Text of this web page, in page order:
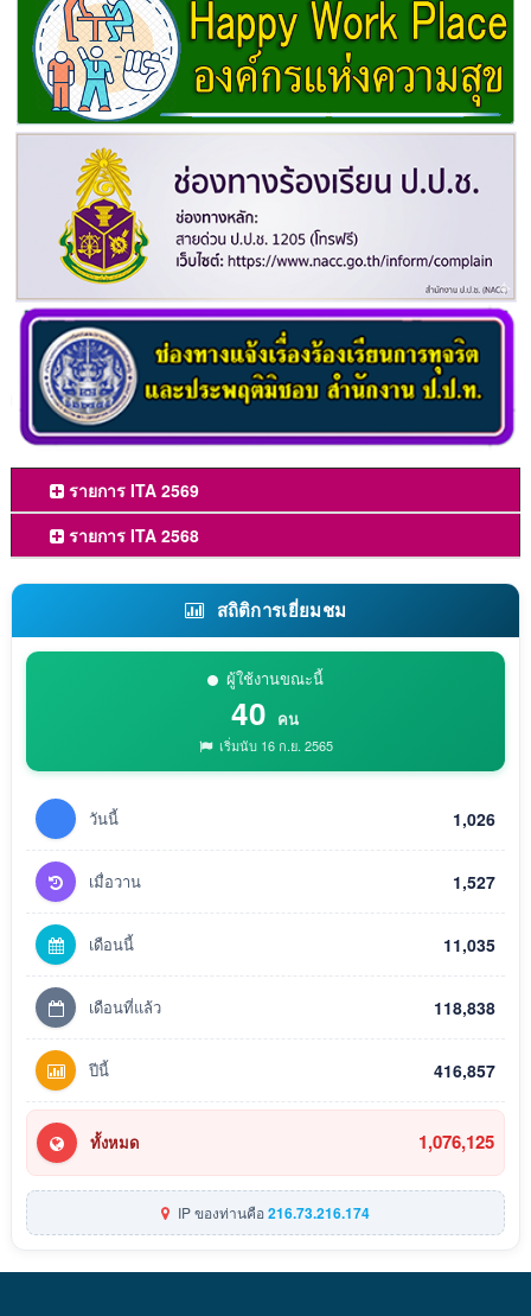
รายการ ITA 2569
รายการ ITA 2568
สถิติการเยี่ยมชม
ผู้ใช้งานขณะนี้
40 คน
เริ่มนับ 16 ก.ย. 2565
วันนี้ 1,026
เมื่อวาน 1,527
เดือนนี้ 11,035
เดือนที่แล้ว 118,838
ปีนี้ 416,857
ทั้งหมด 1,076,125
IP ของท่านคือ216.73.216.174